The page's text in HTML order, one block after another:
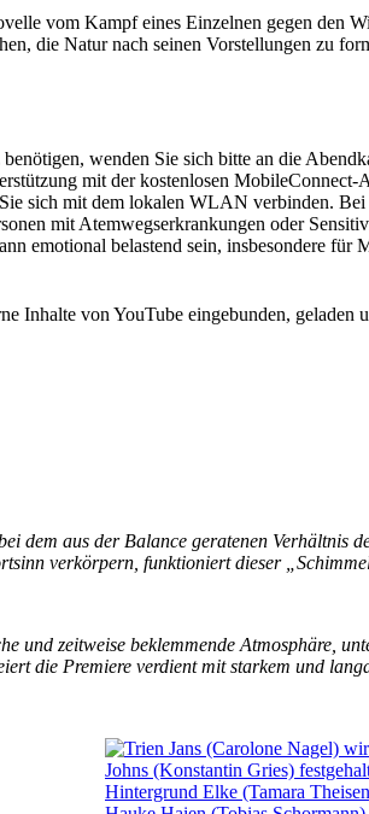
vom Kampf eines Einzelnen gegen den
die Natur nach seinen Vorstellungen zu
wenden Sie sich bitte an die
mit der kostenlosen
sich mit dem lokalen WLAN verbinden.
mit Atemwegserkrankungen oder
emotional belastend sein, insbesondere für
von YouTube eingebunden, geladen
dem aus der Balance geratenen
verkörpern, funktioniert dieser
und zeitweise beklemmende Atmosphäre,
die Premiere verdient mit starkem und